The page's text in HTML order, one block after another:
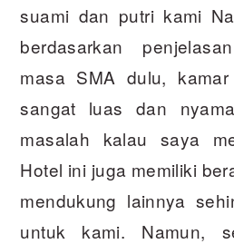
suami dan putri kami
berdasarkan
masa SMA dulu,
sangat luas dan
masalah kalau saya
Hotel ini juga memiliki
mendukung lainnya
untuk kami. Namun,